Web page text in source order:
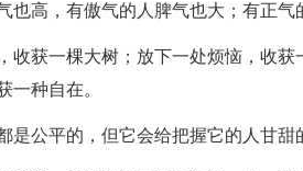
也高，有傲气的人脾气也大；有正气
收获一棵大树；放下一处烦恼，收
一种自在。
是公平的，但它会给把握它的人甘甜